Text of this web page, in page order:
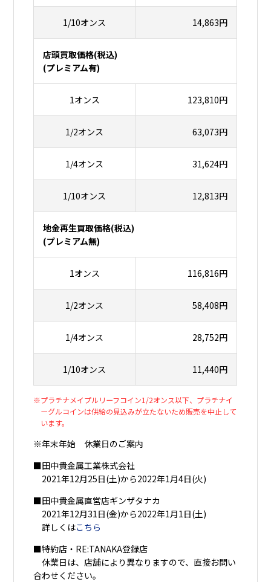
1/10オンス 14,863円
店頭買取価格(税込)
(プレミアム有)
1オンス 123,810円
1/2オンス 63,073円
1/4オンス 31,624円
1/10オンス 12,813円
地金再生買取価格(税込)
(プレミアム無)
1オンス 116,816円
1/2オンス 58,408円
1/4オンス 28,752円
1/10オンス 11,440円
※プラチナメイプルリーフコイン1/2オンス以下、プラチナイ
ーグルコインは供給の見込みが立たないため販売を中止して
います。
※年末年始 休業日のご案内
■田中貴金属工業株式会社
2021年12月25日(土)から2022年1月4日(火)
■田中貴金属直営店ギンザタナカ
2021年12月31日(金)から2022年1月1日(土)
詳しくはこちら
■特約店・RE:TANAKA登録店
休業日は、店舗により異なりますので、直接お問い
合わせください。